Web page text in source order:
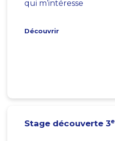
qui m’intéresse
Découvrir
Stage découverte 3e